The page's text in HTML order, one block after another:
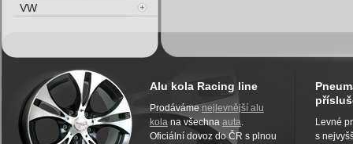
VW
Alu kola Racing line
Prodáváme nejlevnější alu
kola na všechna auta.
Oficiální dovoz do ČR s plnou
Levné
s